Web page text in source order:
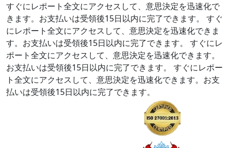
すぐにレポート全文にアクセスして、意思決定を迅速化で
きます。お支払いは受領後15日以内に完了できます。
すぐ
にレポート全文にアクセスして、意思決定を迅速化できま
す。お支払いは受領後15日以内に完了できます。
すぐにレ
ポート全文にアクセスして、意思決定を迅速化できます。
お支払いは受領後15日以内に完了できます。
すぐにレポー
ト全文にアクセスして、意思決定を迅速化できます。お支
払いは受領後15日以内に完了できます。